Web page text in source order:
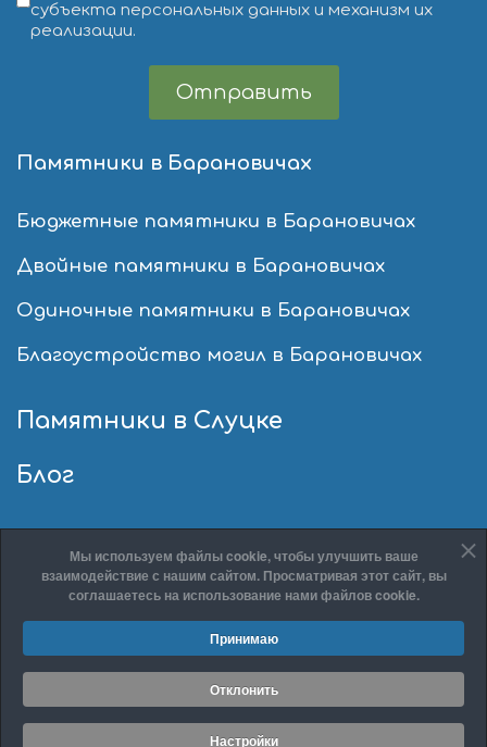
Мы используем файлы cookie, чтобы улучшить ваше
взаимодействие с нашим сайтом. Просматривая этот сайт, вы
соглашаетесь на использование нами файлов cookie.
Принимаю
Отклонить
Настройки
субъекта персональных данных и механизм их
реализации.
Отправить
Памятники в Барановичах
Бюджетные памятники в Барановичах
Двойные памятники в Барановичах
Одиночные памятники в Барановичах
Благоустройство могил в Барановичах
Памятники в Слуцке
Блог
© 2026 ООО «КонТар»
Политика конфиденциальности
Разработка сайта:site-support.by